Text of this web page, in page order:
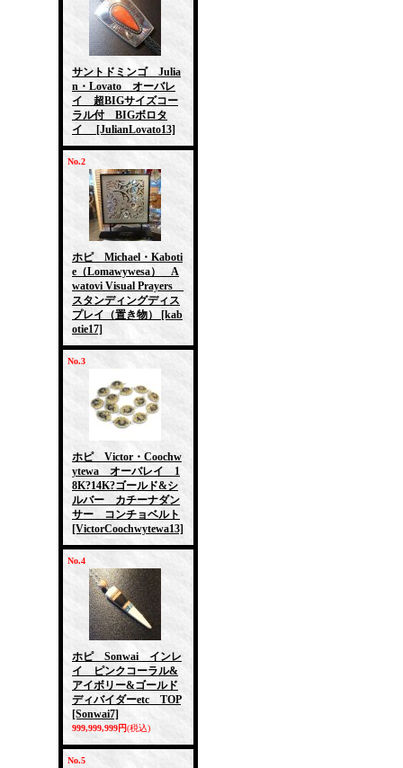
サントドミンゴ Julia
n・Lovato オーバレ
イ 超BIGサイズコー
ラル付 BIGボロタ
イ
[JulianLovato13]
No.2
ホピ Michael・Kaboti
e（Lomawywesa） A
watovi Visual Prayers
スタンディングディス
プレイ（置き物）
[kab
otie17]
No.3
ホピ Victor・Coochw
ytewa オーバレイ 1
8K?14K?ゴールド&シ
ルバー カチーナダン
サー コンチョベルト
[VictorCoochwytewa13]
No.4
ホピ Sonwai インレ
イ ピンクコーラル&
アイボリー&ゴールド
ディバイダーetc TOP
[Sonwai7]
999,999,999円(税込)
No.5